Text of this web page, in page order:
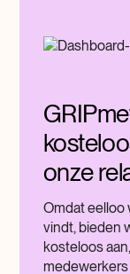
onze
Omdat eelloo
vindt, bieden
kosteloos